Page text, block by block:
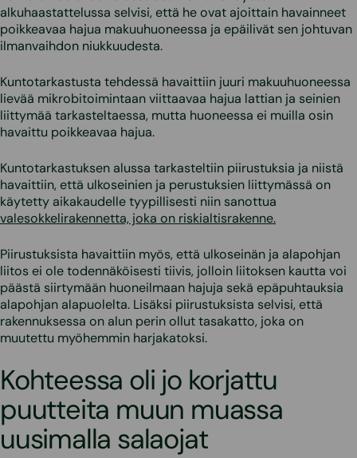
alkuhaastattelussa selvisi, että he ovat ajoittain havainneet
poikkeavaa hajua makuuhuoneessa ja epäilivät sen johtuvan
ilmanvaihdon niukkuudesta.
Kuntotarkastusta tehdessä havaittiin juuri makuuhuoneessa
lievää mikrobitoimintaan viittaavaa hajua lattian ja seinien
liittymää tarkasteltaessa, mutta huoneessa ei muilla osin
havaittu poikkeavaa hajua.
Kuntotarkastuksen alussa tarkasteltiin piirustuksia ja niistä
havaittiin, että ulkoseinien ja perustuksien liittymässä on
käytetty aikakaudelle tyypillisesti niin sanottua
valesokkelirakennetta, joka on riskialtisrakenne.
Piirustuksista havaittiin myös, että ulkoseinän ja alapohjan
liitos ei ole todennäköisesti tiivis, jolloin liitoksen kautta voi
päästä siirtymään huoneilmaan hajuja sekä epäpuhtauksia
alapohjan alapuolelta. Lisäksi piirustuksista selvisi, että
rakennuksessa on alun perin ollut tasakatto, joka on
muutettu myöhemmin harjakatoksi.
Kohteessa oli jo korjattu
puutteita muun muassa
uusimalla salaojat